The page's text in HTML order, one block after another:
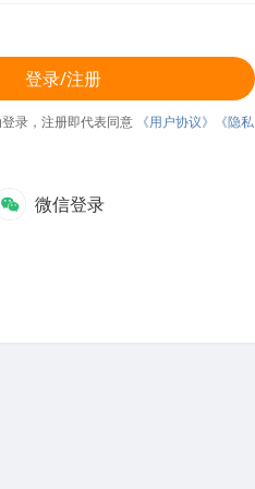
登录/注册
录，注册即代表同意 《用户协议》
《隐私
微信登录